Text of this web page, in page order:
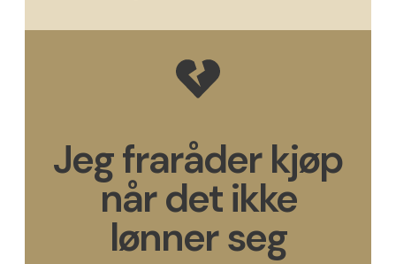
Jeg fraråder kjøp
når det ikke
lønner seg